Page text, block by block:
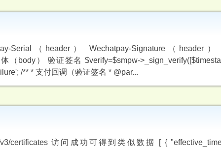
（header） Wechatpay-Signature（header）
（body） 验证签名 $verify=$smpw-
/** * 支付回调（验证签名 * @par...
certificates 访问成功可得到类似数据 [ {